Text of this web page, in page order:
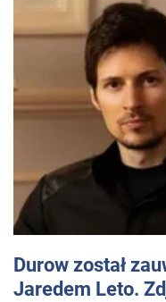
Durow został
Jaredem Leto.